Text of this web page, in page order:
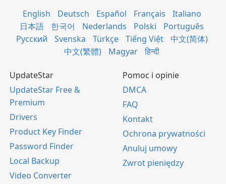
English Deutsch Español Français
Italiano
日本語
한국어 Nederlands Polski
Português
Русский
Svenska Türkçe Tiếng Việt
中文(简体)
中文(繁體)
Magyar हिन्दी
UpdateStar
UpdateStar Free &
Premium
Drivers
Product Key Finder
Password Finder
Local Backup
Video Converter
Pomoc i opinie
DMCA
FAQ
Kontakt
Ochrona prywatności
Anuluj umowy
Zwrot pieniędzy